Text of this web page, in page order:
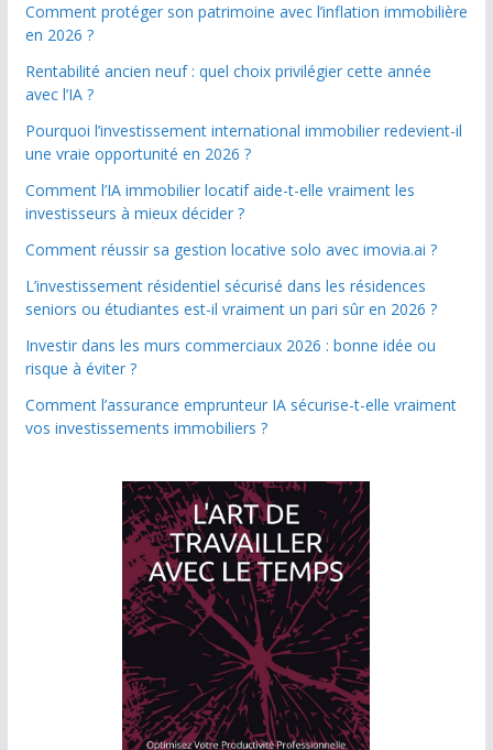
Comment protéger son patrimoine avec l’inflation immobilière
en 2026 ?
Rentabilité ancien neuf : quel choix privilégier cette année
avec l’IA ?
Pourquoi l’investissement international immobilier redevient-il
une vraie opportunité en 2026 ?
Comment l’IA immobilier locatif aide-t-elle vraiment les
investisseurs à mieux décider ?
Comment réussir sa gestion locative solo avec imovia.ai ?
L’investissement résidentiel sécurisé dans les résidences
seniors ou étudiantes est-il vraiment un pari sûr en 2026 ?
Investir dans les murs commerciaux 2026 : bonne idée ou
risque à éviter ?
Comment l’assurance emprunteur IA sécurise-t-elle vraiment
vos investissements immobiliers ?